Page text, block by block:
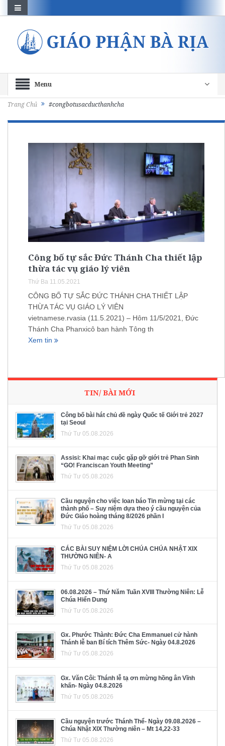
Menu
Trang Chủ #congbotusacducthanhcha
Công bố tự sắc Đức Thánh Cha thiết lập
thừa tác vụ giáo lý viên
Thứ Ba 11.05.2021
CÔNG BỐ TỰ SẮC ĐỨC THÁNH CHA THIẾT LẬP
THỪA TÁC VỤ GIÁO LÝ VIÊN
vietnamese.rvasia (11.5.2021) – Hôm 11/5/2021, Đức
Thánh Cha Phanxicô ban hành Tông th
Xem tin
TIN/ BÀI MỚI
Công bố bài hát chủ đề ngày Quốc tế Giới trẻ 2027
tại Seoul
Thứ Tư 05.08.2026
Assisi: Khai mạc cuộc gặp gỡ giới trẻ Phan Sinh
“GO! Franciscan Youth Meeting”
Thứ Tư 05.08.2026
Cầu nguyện cho việc loan báo Tin mừng tại các
thành phố – Suy niệm dựa theo ý cầu nguyện của
Đức Giáo hoàng tháng 8/2026 phần I
Thứ Tư 05.08.2026
CÁC BÀI SUY NIỆM LỜI CHÚA CHÚA NHẬT XIX
THƯỜNG NIÊN- A
Thứ Tư 05.08.2026
06.08.2026 – Thứ Năm Tuần XVIII Thường Niên: Lễ
Chúa Hiển Dung
Thứ Tư 05.08.2026
Gx. Phước Thành: Đức Cha Emmanuel cử hành
Thánh lễ ban Bí tích Thêm Sức- Ngày 04.8.2026
Thứ Tư 05.08.2026
Gx. Văn Côi: Thánh lễ tạ ơn mừng hồng ân Vĩnh
khấn- Ngày 04.8.2026
Thứ Tư 05.08.2026
Cầu nguyện trước Thánh Thể- Ngày 09.08.2026 –
Chúa Nhật XIX Thường niên – Mt 14,22-33
Thứ Tư 05.08.2026